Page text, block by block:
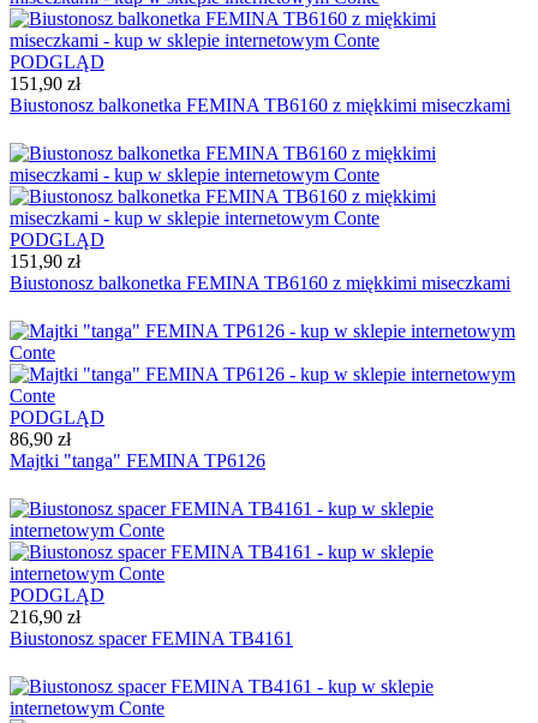
PODGLĄD
151,90 zł
Biustonosz balkonetka FEMINA TB6160 z miękkimi miseczkami
PODGLĄD
151,90 zł
Biustonosz balkonetka FEMINA TB6160 z miękkimi miseczkami
PODGLĄD
86,90 zł
Majtki "tanga" FEMINA TР6126
PODGLĄD
216,90 zł
Biustonosz spacer FEMINA TB4161